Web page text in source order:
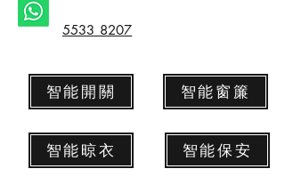
5533 8207
智能開關 智能窗簾
智能晾衣 智能保安